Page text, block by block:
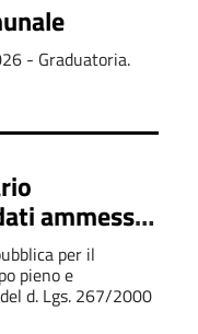
- Graduatoria.
ammessi
per il
pieno e
d. Lgs. 267/2000